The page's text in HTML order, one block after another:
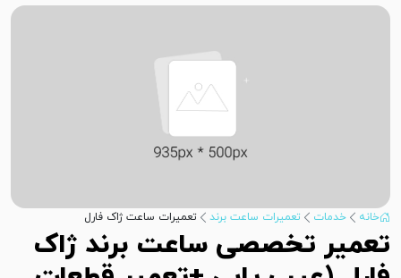
خانه خدمات تعمیرات ساعت برند تعمیرات ساعت ژاک فارل
تعمیر تخصصی ساعت برند ژاک